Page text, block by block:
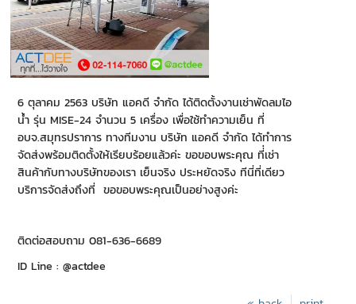
6 ตุลาคม 2563 บริษัท แอคดี จำกัด ได้ติดตั้งงานเช่าพัดลมไอ
น้ำ รุ่น MISE-24 จำนวน 5 เครื่อง เพื่อใช้ทำความเย็น ที่
อบจ.สมุทรปราการ ทางทีมงาน บริษัท แอคดี จำกัด ได้ทำการ
จัดส่งพร้อมติดตั้งให้เรียบร้อยแล้วค่ะ ขอขอบพระคุณ ที่่เช่า
สินค้ากับทางบริษัทของเรา เย็นจริง ประหยัดจริง ทีนี่ที่เดียว
บริการจัดส่งถึงที่ ขอขอบพระคุณเป็นอย่างสูงค่ะ
ติดต่อสอบถาม 081-636-6689
ID Line : @actdee